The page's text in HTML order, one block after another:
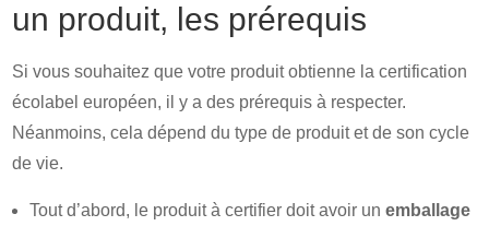
un produit, les prérequis
Si vous souhaitez que votre produit obtienne la certification
écolabel européen, il y a des prérequis à respecter.
Néanmoins, cela dépend du type de produit et de son cycle
de vie.
Tout d’abord, le produit à certifier doit avoir unemballage